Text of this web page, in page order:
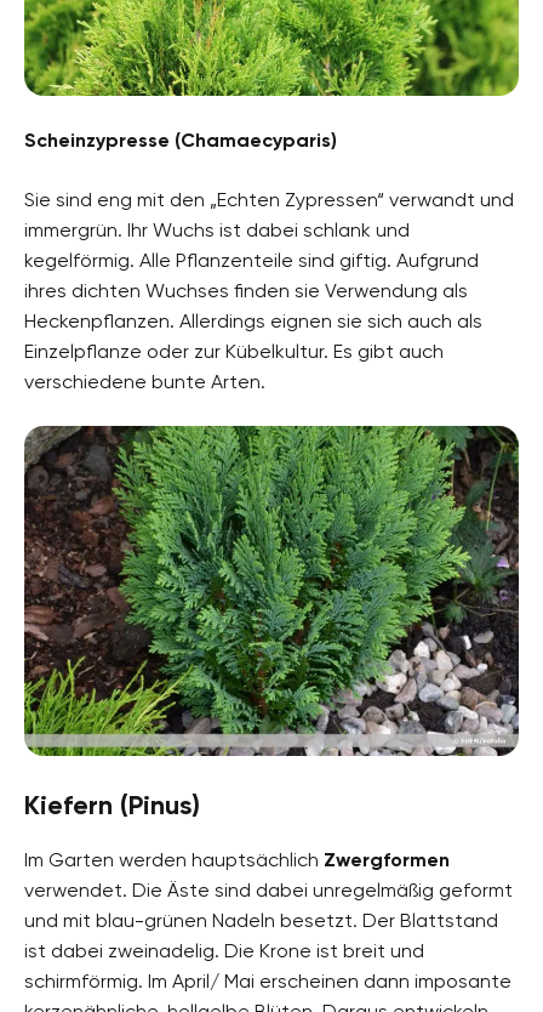
Scheinzypresse (Chamaecyparis)
Sie sind eng mit den „Echten Zypressen“ verwandt und
immergrün. Ihr Wuchs ist dabei schlank und
kegelförmig. Alle Pflanzenteile sind giftig. Aufgrund
ihres dichten Wuchses finden sie Verwendung als
Heckenpflanzen. Allerdings eignen sie sich auch als
Einzelpflanze oder zur Kübelkultur. Es gibt auch
verschiedene bunte Arten.
Kiefern (Pinus)
Im Garten werden hauptsächlich Zwergformen
verwendet. Die Äste sind dabei unregelmäßig geformt
und mit blau-grünen Nadeln besetzt. Der Blattstand
ist dabei zweinadelig. Die Krone ist breit und
schirmförmig. Im April/ Mai erscheinen dann imposante